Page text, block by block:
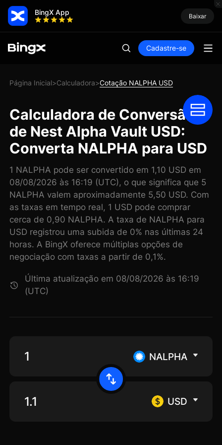
BingX App Baixar
Cadastre-se
Página Inicial>Calculadora>Cotação NALPHA USD
Calculadora de Conversão
de Nest Alpha Vault USD:
Converta NALPHA para USD
1 NALPHA pode ser convertido em 1,10 USD em
08/08/2026 às 16:19 (UTC), o que significa que 5
NALPHA valem aproximadamente 5,50 USD. Com
as taxas em tempo real, 1 USD pode comprar
cerca de 0,90 NALPHA. A taxa de NALPHA para
USD registrou uma subida de 0% nas últimas 24
horas. A BingX oferece múltiplas opções de
negociação com taxas a partir de 0,1%.
Última atualização em 08/08/2026 às 16:19
(UTC)
NALPHA
USD